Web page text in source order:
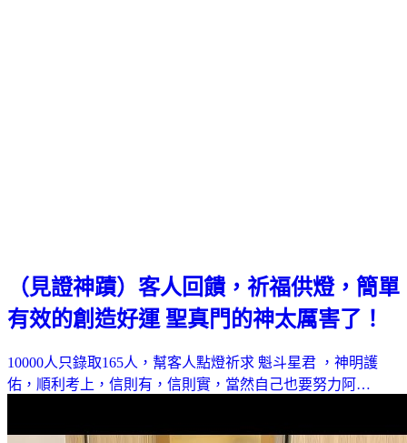
（見證神蹟）客人回饋，祈福供燈，簡單
有效的創造好運 聖真門的神太厲害了！
10000人只錄取165人，幫客人點燈祈求 魁斗星君 ，神明護
佑，順利考上，信則有，信則實，當然自己也要努力阿…